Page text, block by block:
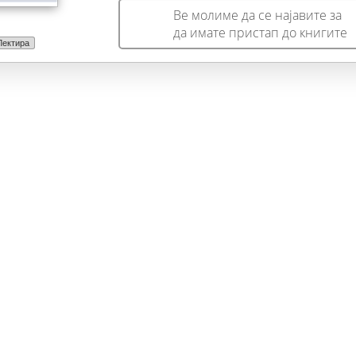
меланхолија, која ја наподолнува атмосферата на
Ве молиме да се најавите за
да имате пристап до книгите